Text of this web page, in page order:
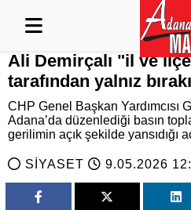
Ali Demirçalı "il ve
tarafından yalnız
CHP Genel Başkan Yardımcısı
Adana’da düzenlediği basın
gerilimin açık şekilde yansıdığı
SİYASET 9.05.2026